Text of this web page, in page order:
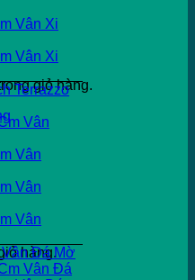
giỏ hàng.
hàng.
Vân Xi
Vân Xi
Terrazzo
Vân
Vân
Vân
Vân
Vân Đá Mờ
Vân Đá